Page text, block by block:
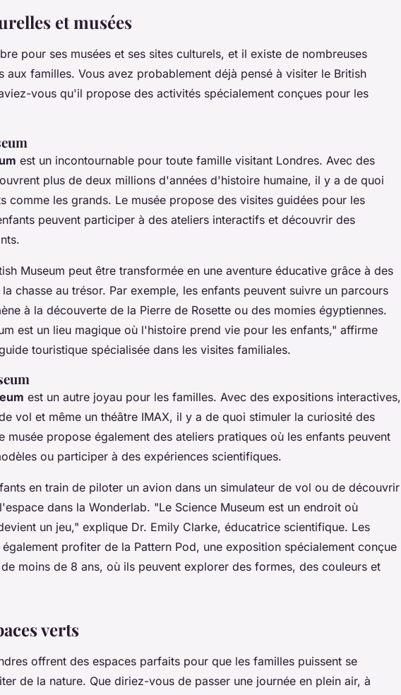
et musées
pour ses musées et ses sites culturels, et il existe de nombreuses
aux familles. Vous avez probablement déjà pensé à visiter le British
vous qu'il propose des activités spécialement conçues pour les
est un incontournable pour toute famille visitant Londres. Avec des
plus de deux millions d'années d'histoire humaine, il y a de quoi
comme les grands. Le musée propose des visites guidées pour les
peuvent participer à des ateliers interactifs et découvrir des
Museum peut être transformée en une aventure éducative grâce à des
chasse au trésor. Par exemple, les enfants peuvent suivre un parcours
à la découverte de la Pierre de Rosette ou des momies égyptiennes.
est un lieu magique où l'histoire prend vie pour les enfants," affirme
touristique spécialisée dans les visites familiales.
est un autre joyau pour les familles. Avec des expositions interactives,
vol et même un théâtre IMAX, il y a de quoi stimuler la curiosité des
musée propose également des ateliers pratiques où les enfants peuvent
ou participer à des expériences scientifiques.
en train de piloter un avion dans un simulateur de vol ou de découvrir
dans la Wonderlab. "Le Science Museum est un endroit où
un jeu," explique Dr. Emily Clarke, éducatrice scientifique. Les
profiter de la Pattern Pod, une exposition spécialement conçue
moins de 8 ans, où ils peuvent explorer des formes, des couleurs et
verts
offrent des espaces parfaits pour que les familles puissent se
de la nature. Que diriez-vous de passer une journée en plein air, à